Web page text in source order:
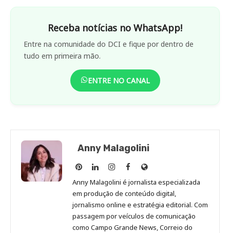
Receba notícias no WhatsApp!
Entre na comunidade do DCI e fique por dentro de
tudo em primeira mão.
ENTRE NO CANAL
Anny Malagolini
Anny
Malagolini
no
Pinterest
Anny
Malagolini
no
LinkedIn
Anny
Malagolini
no
Instagram
Anny
Malagolini
no
Facebook
Site
de
Anny
Malagolini
Anny Malagolini é jornalista especializada
em produção de conteúdo digital,
jornalismo online e estratégia editorial. Com
passagem por veículos de comunicação
como Campo Grande News, Correio do